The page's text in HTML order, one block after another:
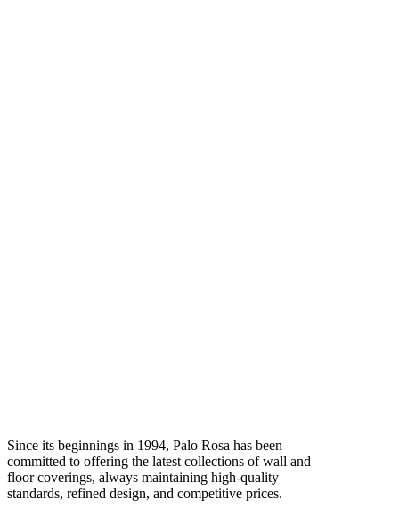
Since its beginnings in 1994, Palo Rosa has been
committed to offering the latest collections of wall and
floor coverings, always maintaining high-quality
standards, refined design, and competitive prices.